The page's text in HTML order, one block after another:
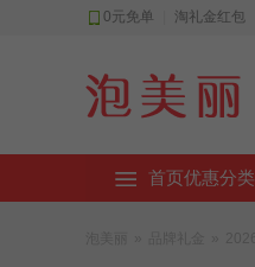
0元免单 淘礼金红包
首页优惠分类